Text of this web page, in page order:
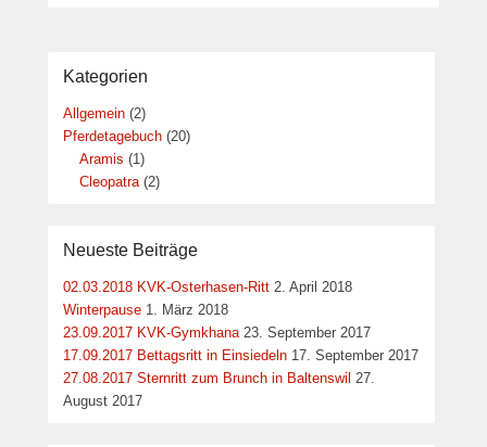
Kategorien
Allgemein (2)
Pferdetagebuch (20)
Aramis (1)
Cleopatra(2)
Neueste Beiträge
02.03.2018 KVK-Osterhasen-Ritt 2. April 2018
Winterpause 1. März 2018
23.09.2017 KVK-Gymkhana 23. September 2017
17.09.2017 Bettagsritt in Einsiedeln 17. September 2017
27.08.2017 Sternritt zum Brunch in Baltenswil 27.
August 2017